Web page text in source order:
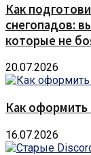
Как
снегопадов:
которые не
20.07.2026
Как оформить
16.07.2026